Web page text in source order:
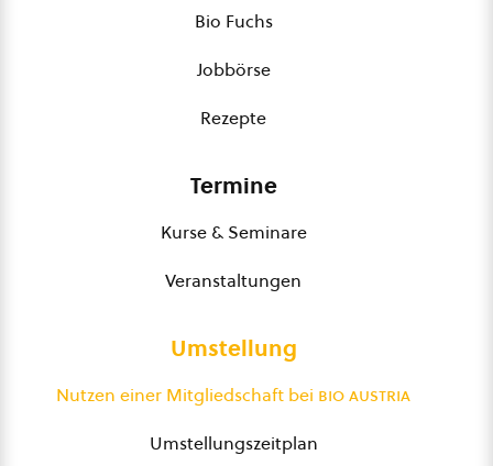
Bio Fuchs
Jobbörse
Rezepte
Termine
Kurse & Seminare
Veranstaltungen
Umstellung
Nutzen einer Mitgliedschaft bei bio austria
Umstellungszeitplan